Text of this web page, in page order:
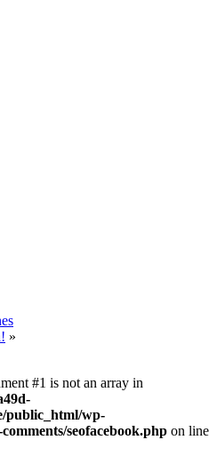
»
#1 is not an array in
public_html/wp-
seofacebook.php on line